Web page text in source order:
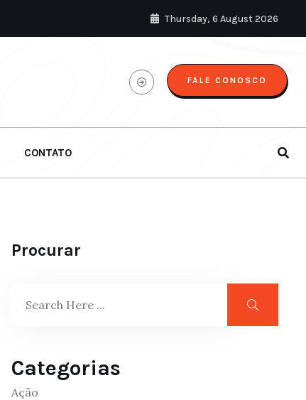
Thursday, 6 August 2026
FALE CONOSCO
CONTATO
Procurar
Categorias
Ação